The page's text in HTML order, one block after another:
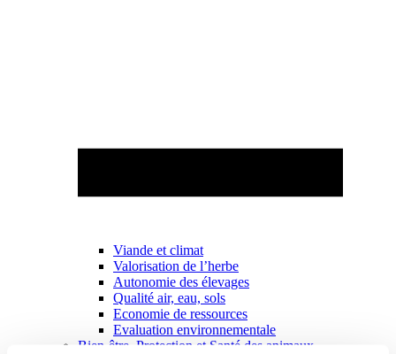
Viande et climat
Valorisation de l’herbe
Autonomie des élevages
Qualité air, eau, sols
Economie de ressources
Evaluation environnementale
Bien-être, Protection et Santé des animaux